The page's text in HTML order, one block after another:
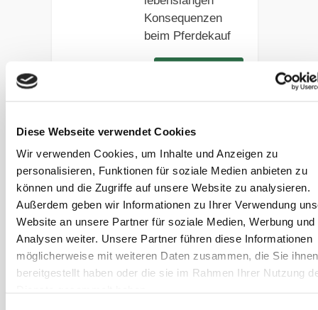
Diese Webseite verwendet Cookies
Wir verwenden Cookies, um Inhalte und Anzeigen zu
personalisieren, Funktionen für soziale Medien anbieten zu
können und die Zugriffe auf unsere Website zu analysieren.
Außerdem geben wir Informationen zu Ihrer Verwendung
Website an unsere Partner für soziale Medien, Werbung und
Analysen weiter. Unsere Partner führen diese Informationen
möglicherweise mit weiteren Daten zusammen, die Sie ihnen
bereitgestellt haben oder die sie im Rahmen Ihrer Nutzung
Konsequenzen
beim Pferdekauf
Was kostet
eigentlich ein
Pferd?
Was kostet
eigentlich ein
Pferd? Und mit
welchen laufenden